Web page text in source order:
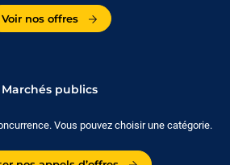
Voir nos offres
Marchés publics
Vous pouvez choisir une catégorie.